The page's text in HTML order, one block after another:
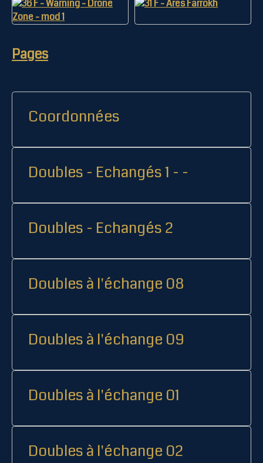
Pages
Coordonnées
Doubles - Echangés 1 - -
Doubles - Echangés 2
Doubles à l'échange 08
Doubles à l'échange 09
Doubles à l'échange 01
Doubles à l'échange 02